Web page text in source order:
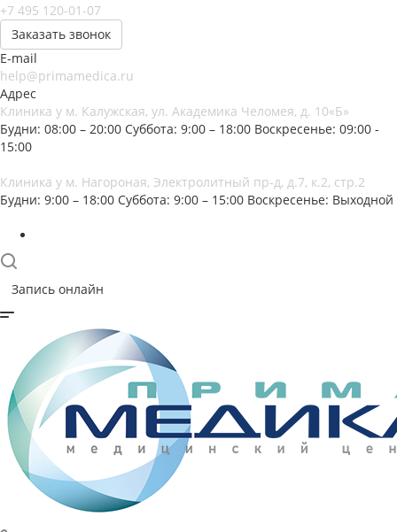
+7 495 120-01-07
Заказать звонок
E-mail
help@primamedica.ru
Адрес
Клиника у м. Калужская, ул. Академика Челомея, д. 10«Б»
Будни: 08:00 – 20:00 Суббота: 9:00 – 18:00 Воскресенье: 09:00 -
15:00
Клиника у м. Нагороная, Электролитный пр-д, д.7, к.2, стр.2
Будни: 9:00 – 18:00 Суббота: 9:00 – 15:00 Воскресенье: Выходной
Запись онлайн